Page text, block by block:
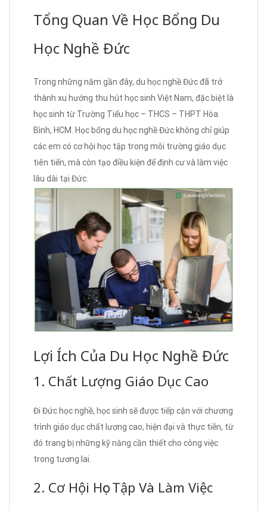
Tổng Quan Về Học Bổng Du
Học Nghề Đức
Trong những năm gần đây, du học nghề Đức đã trở
thành xu hướng thu hút học sinh Việt Nam, đặc biệt là
học sinh từ Trường Tiểu học – THCS – THPT Hòa
Bình, HCM. Học bổng du học nghề Đức không chỉ giúp
các em có cơ hội học tập trong môi trường giáo dục
tiên tiến, mà còn tạo điều kiện để định cư và làm việc
lâu dài tại Đức.
Lợi Ích Của Du Học Nghề Đức
1. Chất Lượng Giáo Dục Cao
Đi Đức học nghề, học sinh sẽ được tiếp cận với chương
trình giáo dục chất lượng cao, hiện đại và thực tiễn, từ
đó trang bị những kỹ năng cần thiết cho công việc
trong tương lai.
2. Cơ Hội Học Tập Và Làm Việc